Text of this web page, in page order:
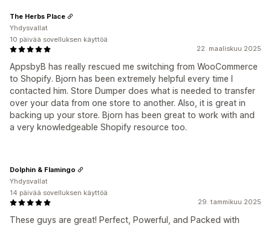
22. maaliskuu 2025
AppsbyB has really rescued me switching from WooCommerce
to Shopify. Bjorn has been extremely helpful every time I
contacted him. Store Dumper does what is needed to transfer
over your data from one store to another. Also, it is great in
backing up your store. Bjorn has been great to work with and
a very knowledgeable Shopify resource too.
The Herbs Place
Yhdysvallat
10 päivää sovelluksen käyttöä
29. tammikuu 2025
These guys are great! Perfect, Powerful, and Packed with
Dolphin & Flamingo
Yhdysvallat
14 päivää sovelluksen käyttöä